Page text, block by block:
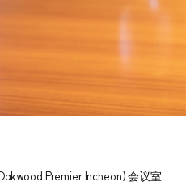
Premier Incheon) 会议室